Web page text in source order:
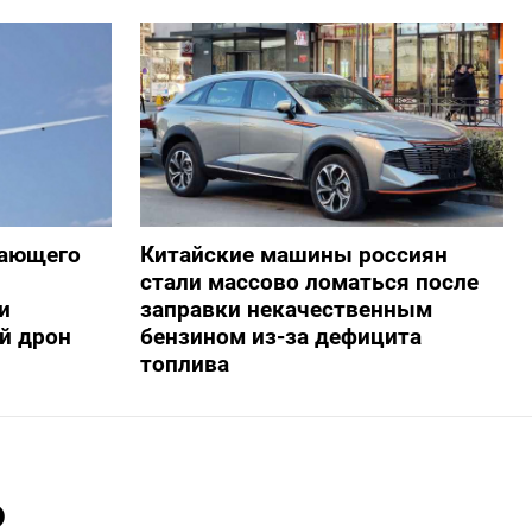
дрон
Китайские машины россиян
стали массово ломаться после
заправки некачественным
бензином из-за дефицита
топлива